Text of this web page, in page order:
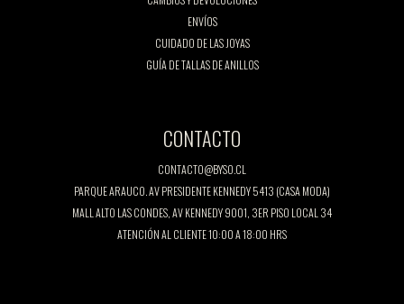
ENVÍOS
CUIDADO DE LAS JOYAS
GUÍA DE TALLAS DE ANILLOS
CONTACTO
CONTACTO@BYSO.CL
PARQUE ARAUCO. AV PRESIDENTE KENNEDY 5413 (CASA MODA)
MALL ALTO LAS CONDES, AV KENNEDY 9001, 3ER PISO LOCAL 34
ATENCIÓN AL CLIENTE 10:00 A 18:00 HRS